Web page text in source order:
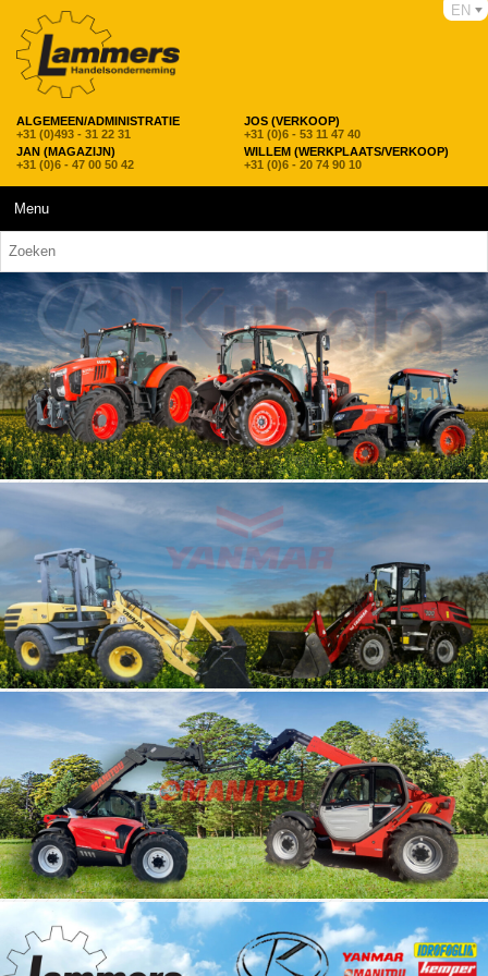
ALGEMEEN/ADMINISTRATIE
+31 (0)493 - 31 22 31
JOS (VERKOOP)
+31 (0)6 - 53 11 47 40
JAN (MAGAZIJN)
+31 (0)6 - 47 00 50 42
WILLEM (WERKPLAATS/VERKOOP)
+31 (0)6 - 20 74 90 10
EN
Menu